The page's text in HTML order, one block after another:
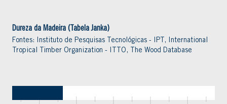
Dureza da Madeira (Tabela Janka)
Fontes: Instituto de Pesquisas Tecnológicas - IPT, International
Tropical Timber Organization - ITTO, The Wood Database